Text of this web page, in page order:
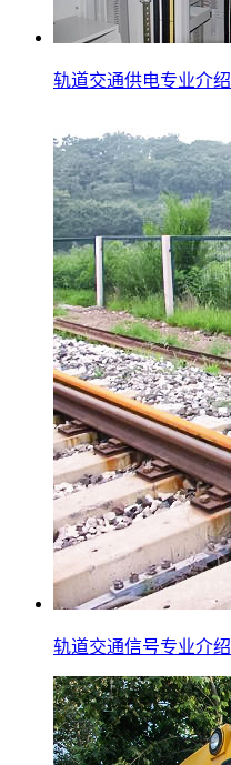
轨道交通供电专业介绍
轨道交通信号专业介绍